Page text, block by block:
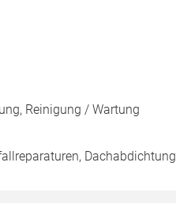
Reinigung / Wartung
Dachabdichtung